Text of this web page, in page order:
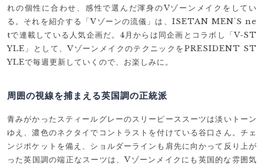
れの個性に合わせ、感性で選んだ渾身のVゾーンメイクをしてい
る。それを紹介する「Vゾーンの流儀」は、ISETAN MEN'S ne
tで連載している人気企画だ。4月からは同企画とコラボし「V‐ST
YLE」として、VゾーンメイクのテクニックをPRESIDENT ST
YLEで毎週更新していくので、お楽しみに。
周囲の視線を捕まえる英国調の正統派
青みがかったスティールグレーのスリーピーススーツは淡いトーン
ゆえ、濃色のネクタイでコントラストを付けている谷口さん。チェ
ンジポケットを備え、ショルダーラインも肩先に向かって反り上が
った英国調の端正なスーツは、Vゾーンメイクにも英国的な雰囲気